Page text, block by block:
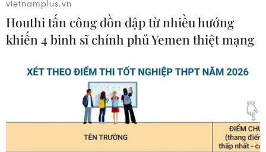
#Israel
#Bộ Ngoại giao
#Chương trình hạt nhân
#Tehran
#Palestine
#Hòa đàm
#Khu định cư Do Thái
#Benjamin Netanyahu
Iran
Nhật Bản
vietnamplus.vn
Houthi tấn công dồn dập từ nhiều hướng
khiến 4 binh sĩ chính phủ Yemen thiệt mạng